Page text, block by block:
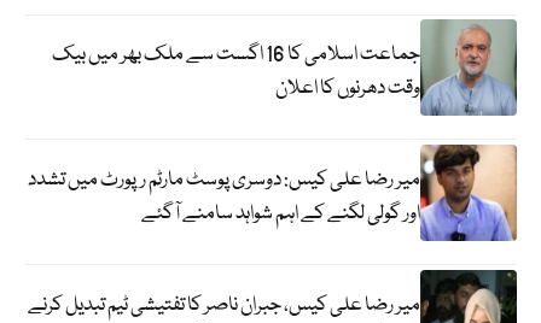
جماعت اسلامی کا 16 اگست سے ملک بھر میں بیک
وقت دھرنوں کا اعلان
میر رضا علی کیس: دوسری پوسٹ مارٹم رپورٹ میں تشدد
اور گولی لگنے کے اہم شواہد سامنے آگئے
میر رضا علی کیس، جبران ناصر کا تفتیشی ٹیم تبدیل کرنے